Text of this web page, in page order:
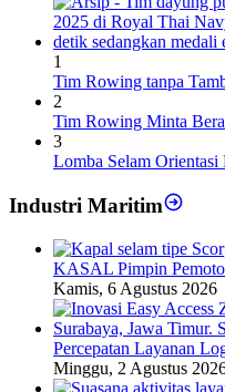
1
Tim Rowing tanpa
2
Tim Rowing Minta
3
Lomba Selam
Industri Maritim
KASAL Pimpin
Kamis, 6 Agustus 2026
Percepatan Layanan
Minggu, 2 Agustus